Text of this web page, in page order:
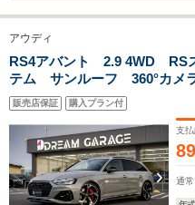
アウディ
RS4アバント 2.9 4WD RS
テム サンルーフ 360°カ
レイ シートヒーター パーク
ラス
販売店保証 購入プラン付
支
通